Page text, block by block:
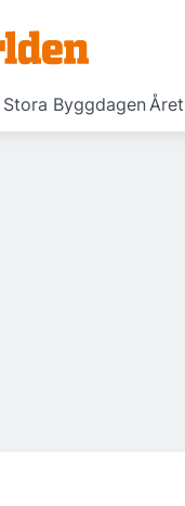
Stora Byggdagen